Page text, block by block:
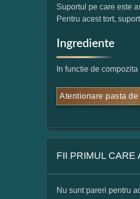
Suportul pe care este
Pentru acest tort,
Ingrediente
In functie de
Atentionare pasta
FII PRIMUL CARE
Nu sunt pareri pentru